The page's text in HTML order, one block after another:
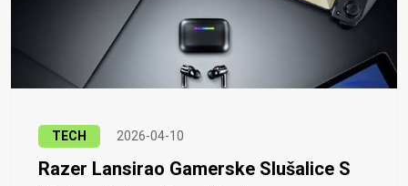
TECH 2026-04-10
Razer Lansirao Gamerske Slušalice S